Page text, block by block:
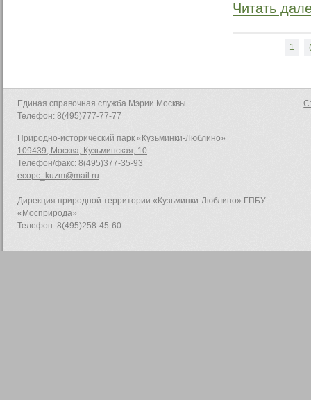
Читать
1
Единая справочная служба Мэрии Москвы
Телефон: 8(495)777-77-77
Природно-исторический парк «Кузьминки-Люблино»
109439, Москва, Кузьминская, 10
Телефон/факс: 8(495)377-35-93
ecopc_kuzm@mail.ru
Дирекция природной территории «Кузьминки-Люблино» ГПБУ
«Мосприрода»
Телефон: 8(495)258-45-60